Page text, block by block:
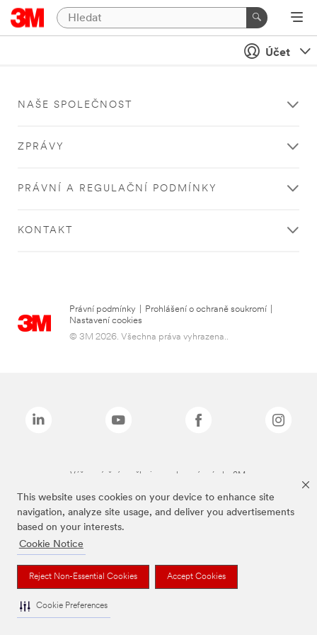
This website uses cookies on your device to enhance site
navigation, analyze site usage, and deliver you advertisements
based on your interests.
Cookie Notice
Reject Non-Essential Cookies Accept Cookies
Cookie Preferences
Účet
NAŠE SPOLEČNOST
ZPRÁVY
PRÁVNÍ A REGULAČNÍ PODMÍNKY
KONTAKT
Právní podmínky Prohlášení o ochraně soukromí
Nastavení cookies
© 3M 2026. Všechna práva vyhrazena..
Výše zmíněné značky jsou ochranné známky 3M.